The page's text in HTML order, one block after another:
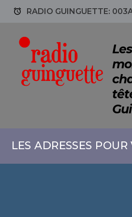
access_alarm RADIO GUINGUETTE:
LES ADRESSES